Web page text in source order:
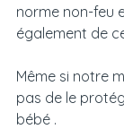
norme non-feu
également de
Même si notre
pas de le
bébé .